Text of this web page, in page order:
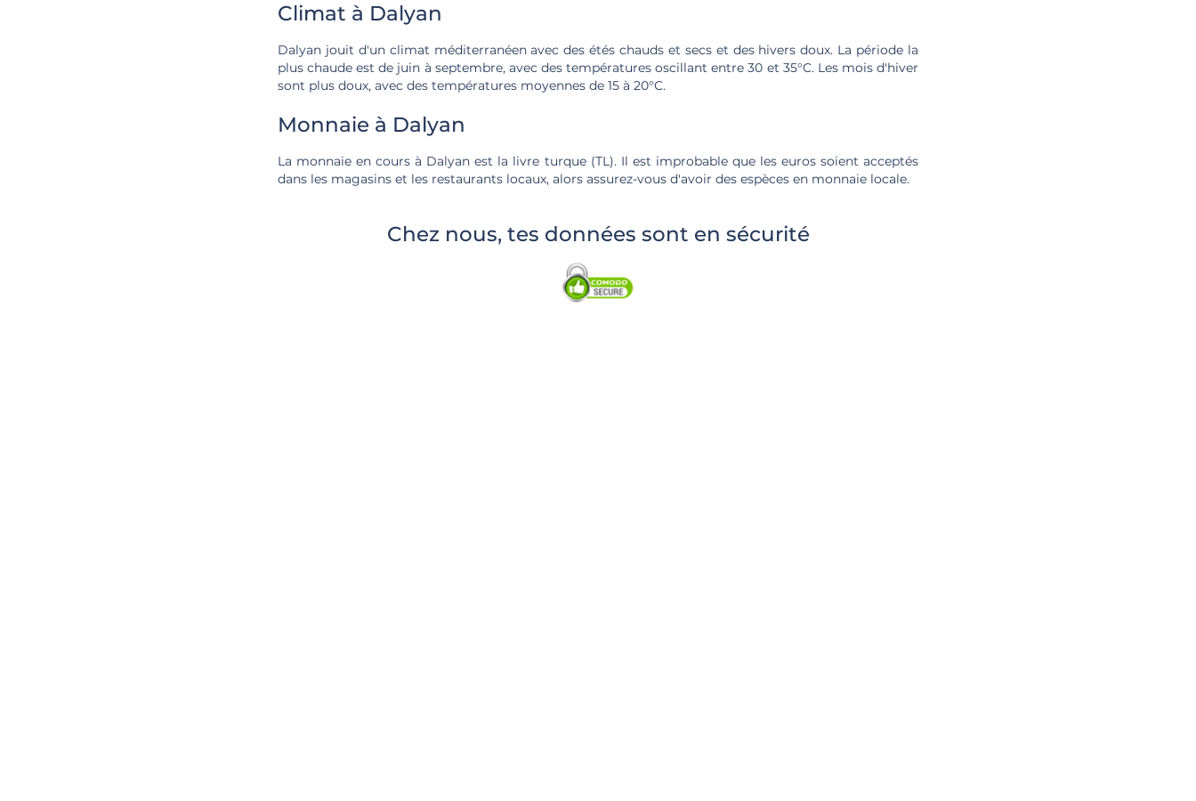
Climat à Dalyan
Dalyan jouit d'un climat méditerranéen avec des étés chauds et secs et des hivers doux. La période la
plus chaude est de juin à septembre, avec des températures oscillant entre 30 et 35°C. Les mois d'hiver
sont plus doux, avec des températures moyennes de 15 à 20°C.
Monnaie à Dalyan
La monnaie en cours à Dalyan est la livre turque (TL). Il est improbable que les euros soient acceptés
dans les magasins et les restaurants locaux, alors assurez-vous d'avoir des espèces en monnaie locale.
Chez nous, tes données sont en sécurité